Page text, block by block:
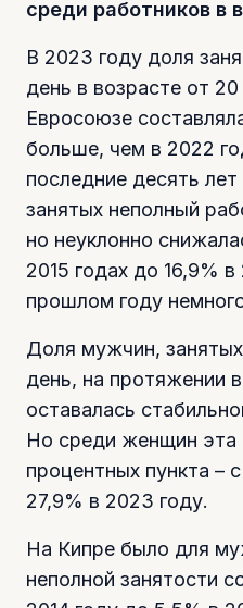
среди работников в
В 2023 году доля
день в возрасте от
Евросоюзе
больше, чем в 2022
последние десять
занятых неполный
но неуклонно
2015 годах до 16,9%
прошлом году
Доля мужчин,
день, на протяжении
оставалась
Но среди женщин эта
процентных пункта –
27,9% в 2023 году.
На Кипре было для
неполной занятости